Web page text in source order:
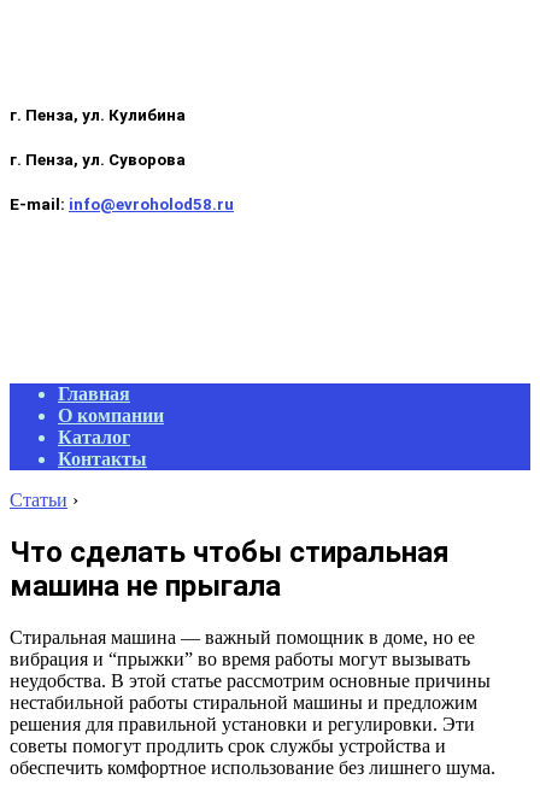
г. Пенза, ул. Кулибина
г. Пенза, ул. Суворова
E-mail: info@evroholod58.ru
Primary
Navigation
Menu
Главная
О компании
Каталог
Контакты
Статьи ›
Что сделать чтобы стиральная
машина не прыгала
Стиральная машина — важный помощник в доме, но ее
вибрация и “прыжки” во время работы могут вызывать
неудобства. В этой статье рассмотрим основные причины
нестабильной работы стиральной машины и предложим
решения для правильной установки и регулировки. Эти
советы помогут продлить срок службы устройства и
обеспечить комфортное использование без лишнего шума.